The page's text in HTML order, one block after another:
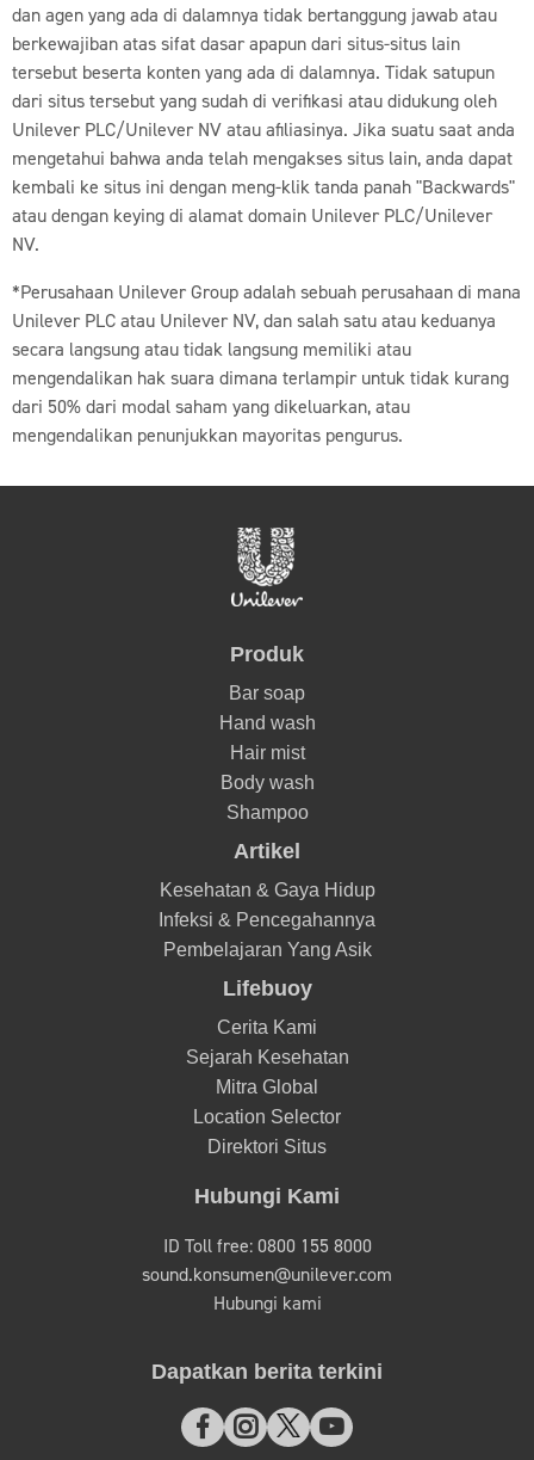
dan agen yang ada di dalamnya tidak bertanggung jawab atau
berkewajiban atas sifat dasar apapun dari situs-situs lain
tersebut beserta konten yang ada di dalamnya. Tidak satupun
dari situs tersebut yang sudah di verifikasi atau didukung oleh
Unilever PLC/Unilever NV atau afiliasinya. Jika suatu saat anda
mengetahui bahwa anda telah mengakses situs lain, anda dapat
kembali ke situs ini dengan meng-klik tanda panah "Backwards"
atau dengan keying di alamat domain Unilever PLC/Unilever
NV.
*Perusahaan Unilever Group adalah sebuah perusahaan di mana
Unilever PLC atau Unilever NV, dan salah satu atau keduanya
secara langsung atau tidak langsung memiliki atau
mengendalikan hak suara dimana terlampir untuk tidak kurang
dari 50% dari modal saham yang dikeluarkan, atau
mengendalikan penunjukkan mayoritas pengurus.
Produk
Bar soap
Hand wash
Hair mist
Body wash
Shampoo
Artikel
Kesehatan & Gaya Hidup
Infeksi & Pencegahannya
Pembelajaran Yang Asik
Lifebuoy
Cerita Kami
Sejarah Kesehatan
Mitra Global
Location Selector
Direktori Situs
Hubungi Kami
ID Toll free: 0800 155 8000
sound.konsumen@unilever.com
Hubungi kami
Dapatkan berita terkini